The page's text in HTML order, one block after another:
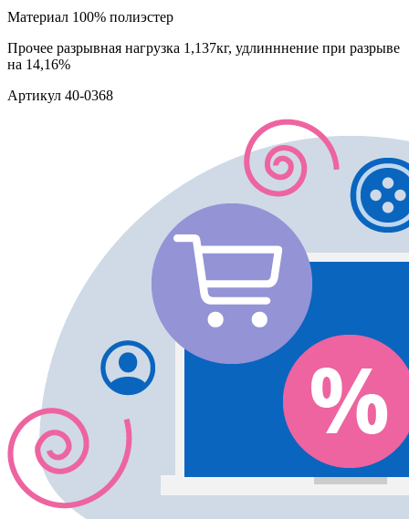
Материал 100% полиэстер
Прочее разрывная нагрузка 1,137кг, удлинннение при разрыве
на 14,16%
Артикул 40-0368